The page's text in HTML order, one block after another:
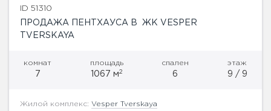
ID 51310
ПРОДАЖА ПЕНТХАУСА В ЖК VESPER
TVERSKAYA
комнат
7
площадь
1067 м2
спален
6
этаж
9 / 9
Жилой комплекс: Vesper Tverskaya